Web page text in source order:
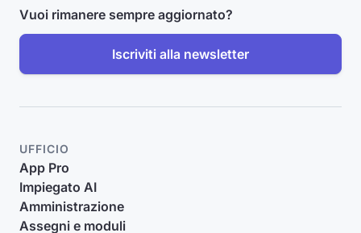
Vuoi rimanere sempre aggiornato?
Iscriviti alla newsletter
UFFICIO
App Pro
Impiegato AI
Amministrazione
Assegni e moduli